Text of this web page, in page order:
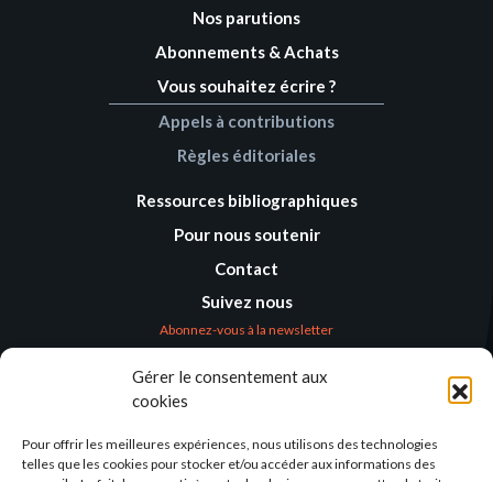
Gérer le consentement aux
cookies
Pour offrir les meilleures expériences, nous utilisons des technologies
telles que les cookies pour stocker et/ou accéder aux informations des
Nos parutions
Abonnements & Achats
Vous souhaitez écrire ?
Appels à contributions
Règles éditoriales
Ressources bibliographiques
Pour nous soutenir
Contact
Suivez nous
Abonnez-vous à la newsletter
Humanitaires –
Humanitarian